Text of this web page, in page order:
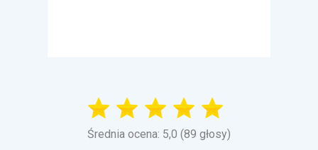
Średnia ocena: 5,0 (89 głosy)